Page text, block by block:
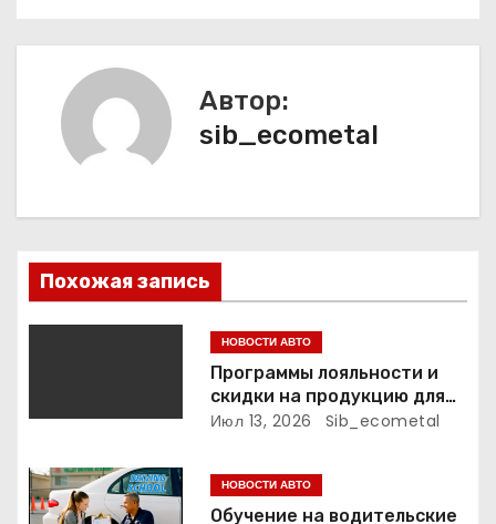
я
п
о
и
Автор:
sib_ecometal
Похожая запись
НОВОСТИ АВТО
Программы лояльности и
скидки на продукцию для
маникюра, педикюра и
Июл 13, 2026 Sib_ecometal
НОВОСТИ АВТО
Обучение на водительские